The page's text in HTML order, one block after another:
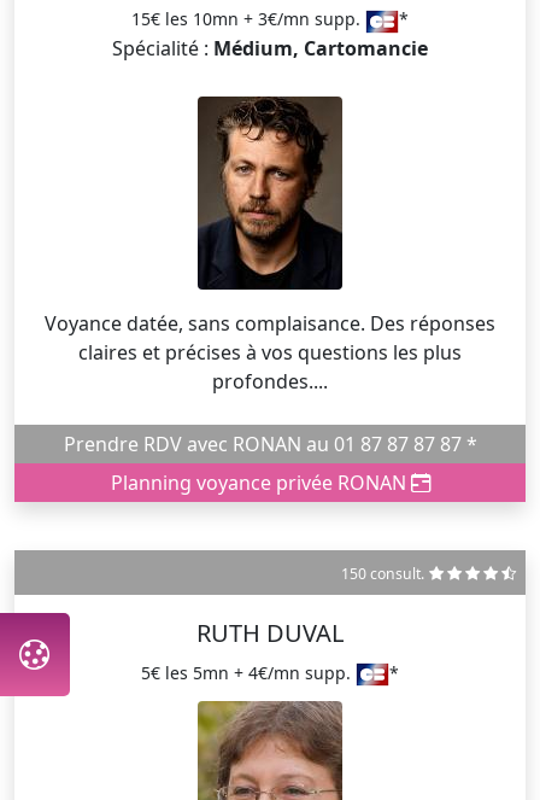
15€ les 10mn + 3€/mn supp. *
Spécialité : Médium, Cartomancie
Voyance datée, sans complaisance. Des réponses
claires et précises à vos questions les plus
profondes....
Prendre RDV avec RONAN au 01 87 87 87 87 *
Planning voyance privée RONAN
150 consult.
RUTH DUVAL
5€ les 5mn + 4€/mn supp. *